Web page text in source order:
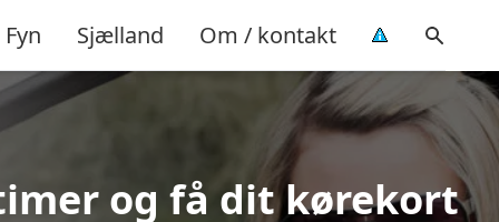
Fyn Sjælland Om / kontakt
og få dit kørekort